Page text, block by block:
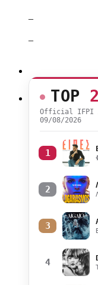
–
–
TOP
Official IFPI
09/08/2026
1
2
3
4